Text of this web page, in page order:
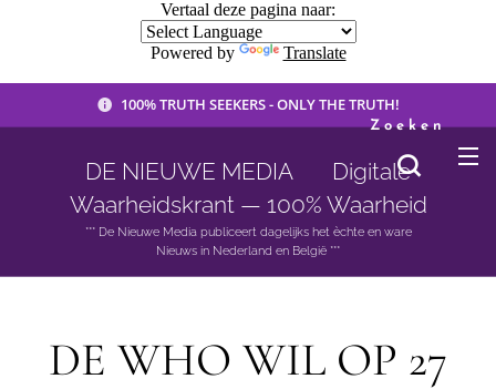
Vertaal deze pagina naar:
Powered by Translate
100% TRUTH SEEKERS - ONLY THE TRUTH!
DE NIEUWE MEDIA 🟣 Digitale
Waarheidskrant — 100% Waarheid
*** De Nieuwe Media publiceert dagelijks het èchte en ware
Nieuws in Nederland en België ***
Zoeken
DE WHO WIL OP 27